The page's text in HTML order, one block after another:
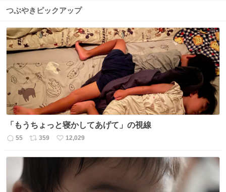
つぶやきピックアップ
「もうちょっと寝かしてあげて」の視線
返
55
リ
359
い
12,029